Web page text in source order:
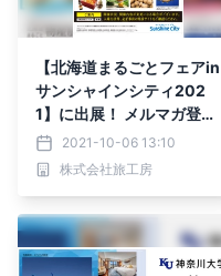
【北海道まるごとフェアin
サンシャインシティ202
1】に出展！ メルマガ登録
で最大5,000円引きのク
ーポンが当たるゲームを実
施 PRステージでは紋別市
2021-10-06 13:10
株式会社旅工房